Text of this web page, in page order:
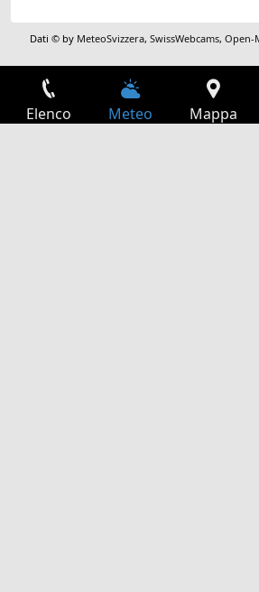
Dati © by MeteoSvizzera,SwissWebcams,Open-
Elenco Meteo Mappa